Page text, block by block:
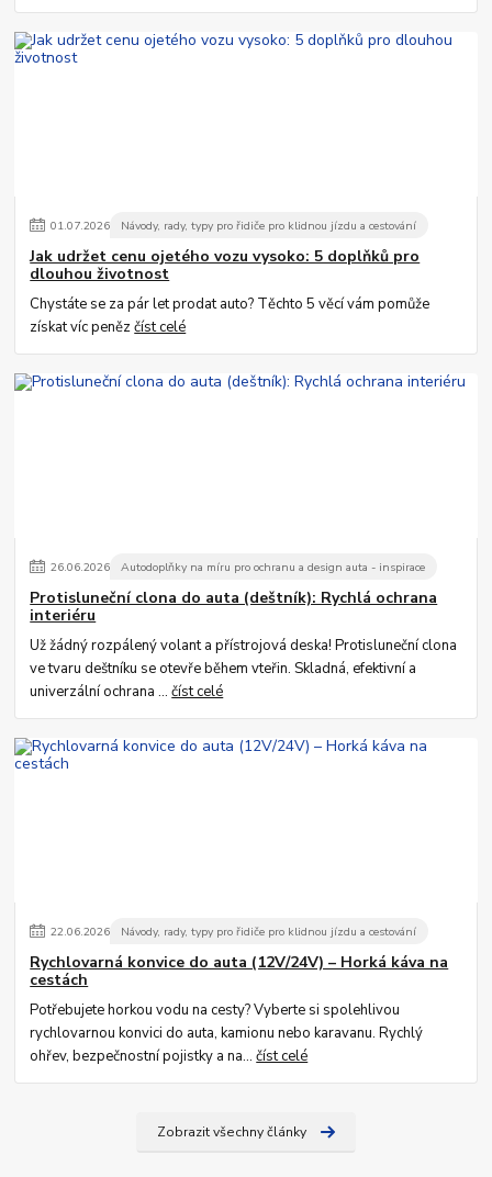
01.07.2026 Návody, rady, typy pro řidiče pro klidnou jízdu a cestování
Jak udržet cenu ojetého vozu vysoko: 5 doplňků pro
dlouhou životnost
Chystáte se za pár let prodat auto? Těchto 5 věcí vám pomůže
získat víc penězčíst celé
26.06.2026 Autodoplňky na míru pro ochranu a design auta - inspirace
Protisluneční clona do auta (deštník): Rychlá ochrana
interiéru
Už žádný rozpálený volant a přístrojová deska! Protisluneční clona
ve tvaru deštníku se otevře během vteřin. Skladná, efektivní a
univerzální ochrana ...číst celé
22.06.2026 Návody, rady, typy pro řidiče pro klidnou jízdu a cestování
Rychlovarná konvice do auta (12V/24V) – Horká káva na
cestách
Potřebujete horkou vodu na cesty? Vyberte si spolehlivou
rychlovarnou konvici do auta, kamionu nebo karavanu. Rychlý
ohřev, bezpečnostní pojistky a na...číst celé
Zobrazit všechny články